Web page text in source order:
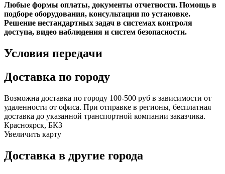
Любые формы оплаты, документы отчетности. Помощь в
подборе оборудования, консультации по установке.
Решение нестандартных задач в системах контроля
доступа, видео наблюдения и систем безопасности.
Условия передачи
Доставка по городу
Возможна доставка по городу 100-500 руб в зависимости от
удаленности от офиса. При отправке в регионы, бесплатная
доставка до указанной транспортной компании заказчика.
Красноярск, БКЗ
Увеличить карту
Доставка в другие города